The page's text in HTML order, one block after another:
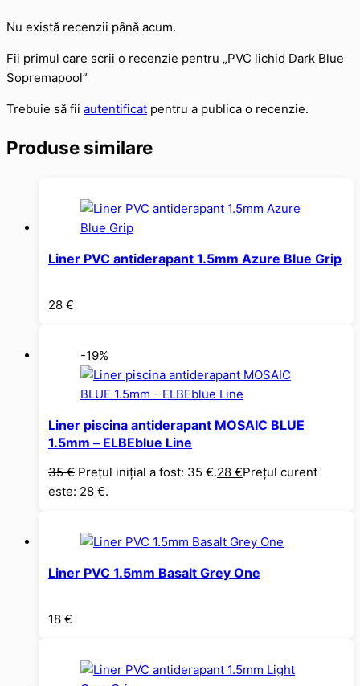
Nu există recenzii până acum.
Fii primul care scrii o recenzie pentru „PVC lichid Dark Blue
Sopremapool”
Trebuie să fii autentificat pentru a publica o recenzie.
Produse similare
Liner PVC antiderapant 1.5mm Azure Blue Grip
28 €
-19%
Liner piscina antiderapant MOSAIC BLUE
1.5mm – ELBEblue Line
35€ Prețul inițial a fost: 35 €.28 €Prețul curent
este: 28 €.
Liner PVC 1.5mm Basalt Grey One
18 €